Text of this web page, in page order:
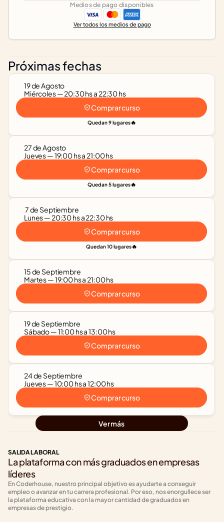
Próximas fechas
19 de Agosto
Miércoles — 20:30 hs a 22:30 hs
Quedan 9 lugares🔥
Comprar curso
27 de Agosto
Jueves — 19:00 hs a 21:00 hs
Quedan 5 lugares🔥
Comprar curso
7 de Septiembre
Lunes — 20:30 hs a 22:30 hs
Quedan 10 lugares🔥
Comprar curso
15 de Septiembre
Martes — 19:00 hs a 21:00 hs
Comprar curso
19 de Septiembre
Sábado — 11:00 hs a 13:00 hs
Comprar curso
24 de Septiembre
Jueves — 10:00 hs a 12:00 hs
Comprar curso
Ver más
Medios de pago disponibles
Ver todos los medios de pago
SALIDA LABORAL
La plataforma con más graduados en empresas
líderes
En Coderhouse, nuestro principal objetivo es ayudarte a conseguir
empleo o avanzar en tu carrera profesional. Por eso, nos enorgullece ser
la plataforma educativa con la mayor cantidad de graduados en
empresas de prestigio.